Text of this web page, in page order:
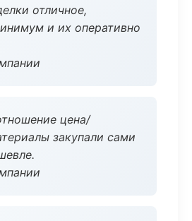
отличное,
и их оперативно
цена/
закупали сами